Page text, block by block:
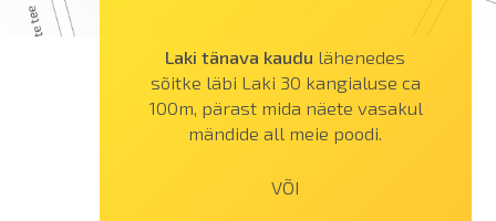
Laki tänava kaudu lähenedes
sõitke läbi Laki 30 kangialuse ca
100m, pärast mida näete vasakul
mändide all meie poodi.
VÕI